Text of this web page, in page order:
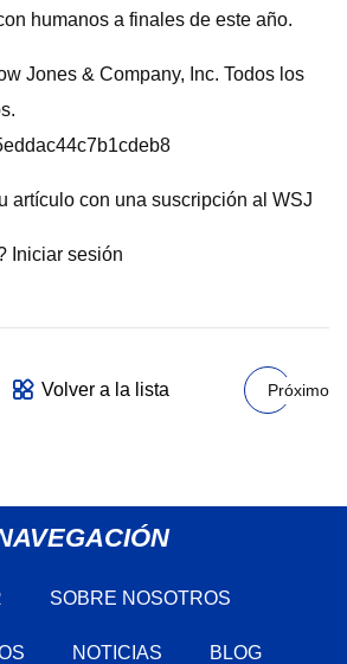
humanos a finales de este año.
Jones & Company, Inc. Todos los
artículo con una suscripción al WSJ
Iniciar sesión
Volver a la lista Próximo
SOBRE NOSOTROS
NOTICIAS BLOG